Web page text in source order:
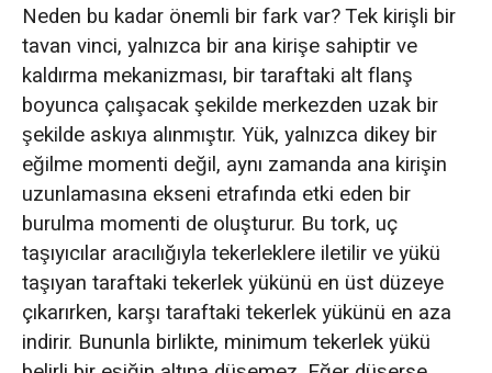
Neden bu kadar önemli bir fark var? Tek kirişli bir
tavan vinci, yalnızca bir ana kirişe sahiptir ve
kaldırma mekanizması, bir taraftaki alt flanş
boyunca çalışacak şekilde merkezden uzak bir
şekilde askıya alınmıştır. Yük, yalnızca dikey bir
eğilme momenti değil, aynı zamanda ana kirişin
uzunlamasına ekseni etrafında etki eden bir
burulma momenti de oluşturur. Bu tork, uç
taşıyıcılar aracılığıyla tekerleklere iletilir ve yükü
taşıyan taraftaki tekerlek yükünü en üst düzeye
çıkarırken, karşı taraftaki tekerlek yükünü en aza
indirir. Bununla birlikte, minimum tekerlek yükü